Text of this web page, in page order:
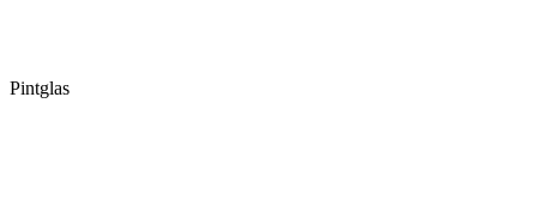
Pintglas